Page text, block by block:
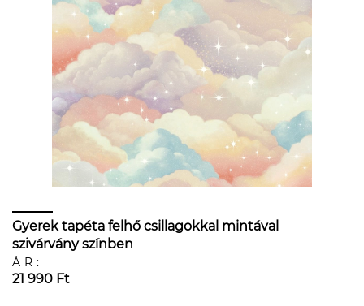
Gyerek tapéta felhő csillagokkal mintával
szivárvány színben
ÁR:
21 990 Ft